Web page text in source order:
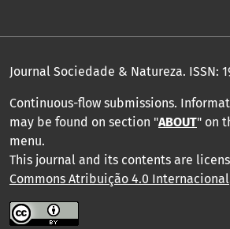
Journal Sociedade & Natureza. ISSN:
Continuous-flow submissions.
may be found on section "ABOUT" on
menu.
This journal and its contents are
Commons Atribuição 4.0 Internacional